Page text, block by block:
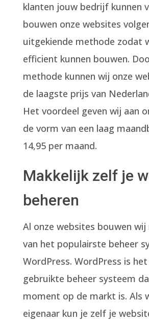
klanten jouw bedrijf kunnen
bouwen onze websites
uitgekiende methode zodat
efficient kunnen bouwen.
methode kunnen wij onze
de laagste prijs van
Het voordeel geven wij aan
de vorm van een laag
14,95 per maand.
Makkelijk zelf je
beheren
Al onze websites bouwen
van het populairste beheer
WordPress. WordPress is
gebruikte beheer systeem
moment op de markt is. Als
eigenaar kun je zelf je